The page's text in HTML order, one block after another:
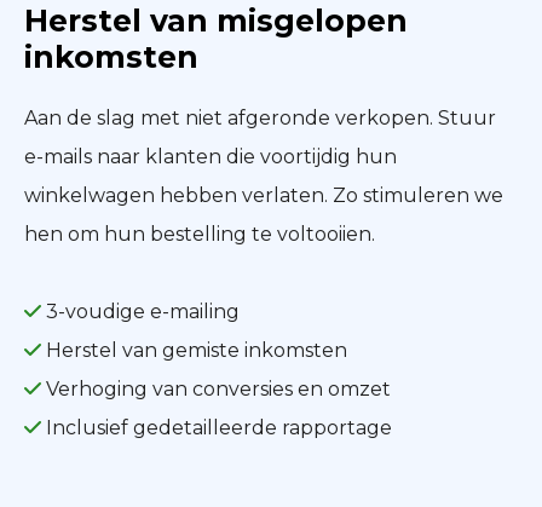
Herstel van misgelopen
inkomsten
Aan de slag met niet afgeronde verkopen. Stuur
e-mails naar klanten die voortijdig hun
winkelwagen hebben verlaten. Zo stimuleren we
hen om hun bestelling te voltooiien.
3-voudige e-mailing
Herstel van gemiste inkomsten
Verhoging van conversies en omzet
Inclusief gedetailleerde rapportage